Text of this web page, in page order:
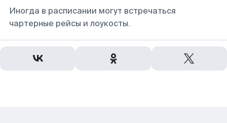
Иногда в расписании могут встречаться
чартерные рейсы и лоукосты.